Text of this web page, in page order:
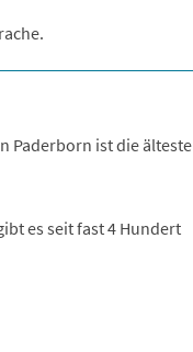
Paderborn ist die älteste
es seit fast 4 Hundert